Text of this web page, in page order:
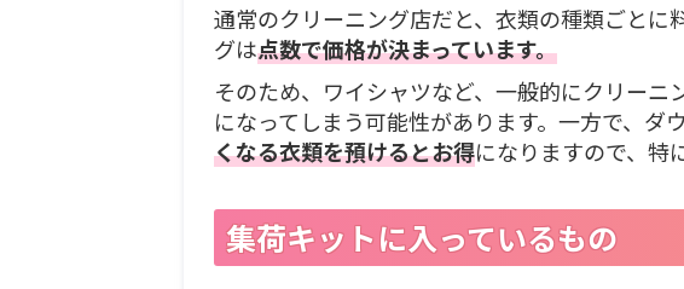
通常のクリーニング店だと、衣類の種類ごと
グは点数で価格が決まっています。
そのため、ワイシャツなど、一般的にクリー
になってしまう可能性があります。一方で、ダ
くなる衣類を預けるとお得になりますので、特
集荷キットに入っているもの